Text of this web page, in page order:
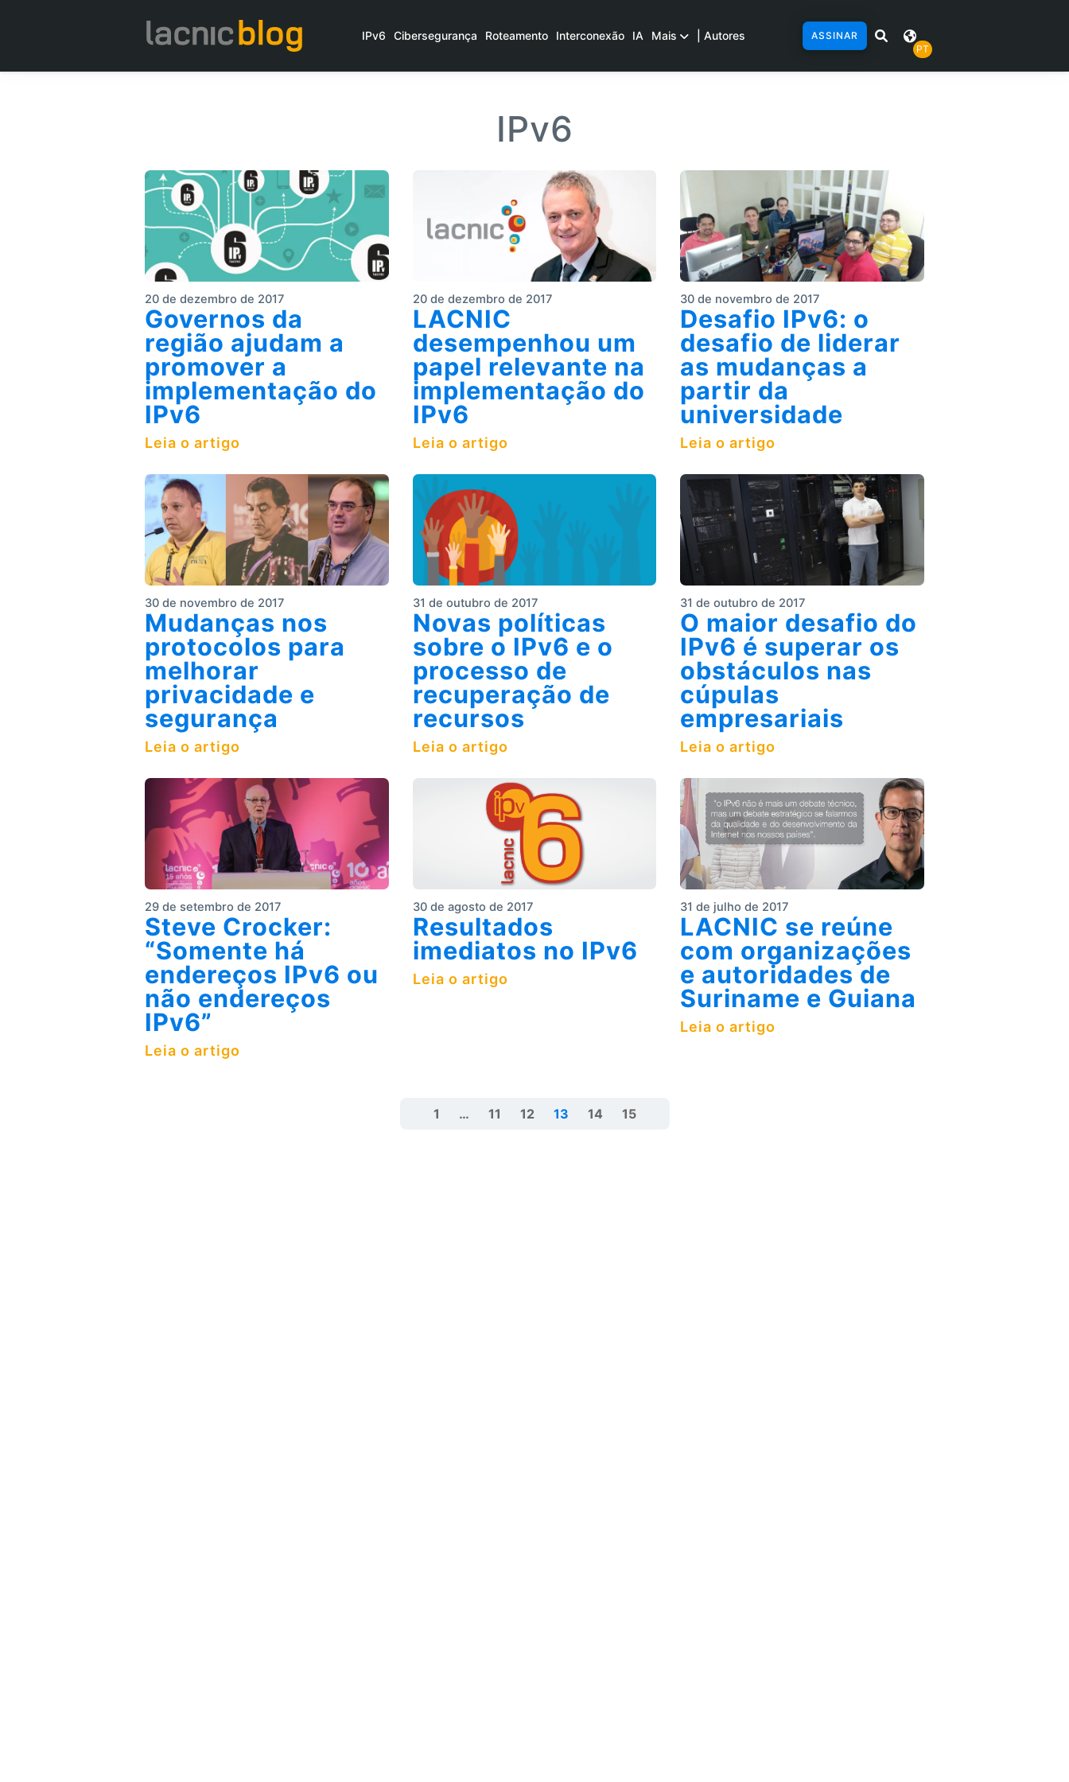
IPv6 Cibersegurança Roteamento Interconexão IA Mais | Autores
ASSINAR
PT
IPv6
20 de dezembro de 2017
Governos da
região ajudam a
promover a
implementação do
IPv6
Leia o artigo
20 de dezembro de 2017
LACNIC
desempenhou um
papel relevante na
implementação do
IPv6
Leia o artigo
30 de novembro de 2017
Desafio IPv6: o
desafio de liderar
as mudanças a
partir da
universidade
Leia o artigo
30 de novembro de 2017
Mudanças nos
protocolos para
melhorar
privacidade e
segurança
Leia o artigo
31 de outubro de 2017
Novas políticas
sobre o IPv6 e o
processo de
recuperação de
recursos
Leia o artigo
31 de outubro de 2017
O maior desafio do
IPv6 é superar os
obstáculos nas
cúpulas
empresariais
Leia o artigo
29 de setembro de 2017
Steve Crocker:
“Somente há
endereços IPv6 ou
não endereços
IPv6”
Leia o artigo
30 de agosto de 2017
Resultados
imediatos no IPv6
Leia o artigo
31 de julho de 2017
LACNIC se reúne
com organizações
e autoridades de
Suriname e Guiana
Leia o artigo
1 … 11 12 13 14 15